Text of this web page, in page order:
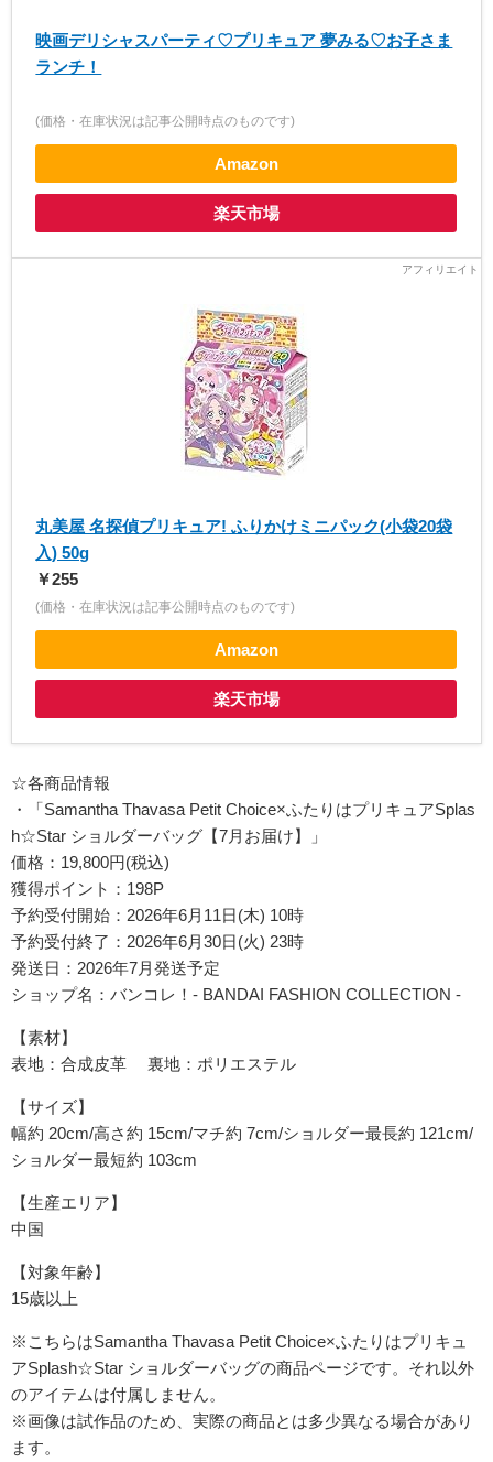
映画デリシャスパーティ♡プリキュア 夢みる♡お子さま
ランチ！
(価格・在庫状況は記事公開時点のものです)
Amazon
楽天市場
丸美屋 名探偵プリキュア! ふりかけミニパック(小袋20袋
入) 50g
￥255
(価格・在庫状況は記事公開時点のものです)
Amazon
楽天市場
☆各商品情報
・「Samantha Thavasa Petit Choice×ふたりはプリキュアSplas
h☆Star ショルダーバッグ【7月お届け】」
価格：19,800円(税込)
獲得ポイント：198P
予約受付開始：2026年6月11日(木) 10時
予約受付終了：2026年6月30日(火) 23時
発送日：2026年7月発送予定
ショップ名：バンコレ！- BANDAI FASHION COLLECTION -
【素材】
表地：合成皮革 裏地：ポリエステル
【サイズ】
幅約 20cm/高さ約 15cm/マチ約 7cm/ショルダー最長約 121cm/
ショルダー最短約 103cm
【生産エリア】
中国
【対象年齢】
15歳以上
※こちらはSamantha Thavasa Petit Choice×ふたりはプリキュ
アSplash☆Star ショルダーバッグの商品ページです。それ以外
のアイテムは付属しません。
※画像は試作品のため、実際の商品とは多少異なる場合があり
ます。